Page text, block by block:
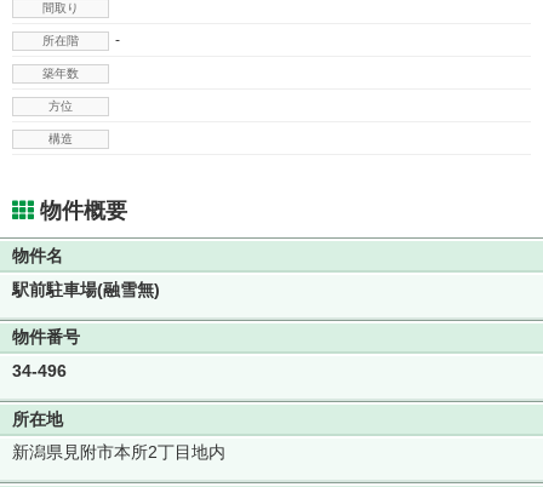
間取り
所在階 -
築年数
方位
構造
物件概要
物件名
駅前駐車場(融雪無)
物件番号
34-496
所在地
新潟県見附市本所2丁目地内